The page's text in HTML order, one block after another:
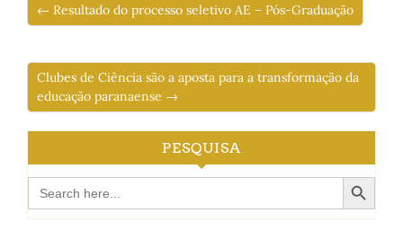
← Resultado do processo seletivo AE – Pós-Graduação
Clubes de Ciência são a aposta para a transformação da
educação paranaense →
PESQUISA
Search
for:
Search Button